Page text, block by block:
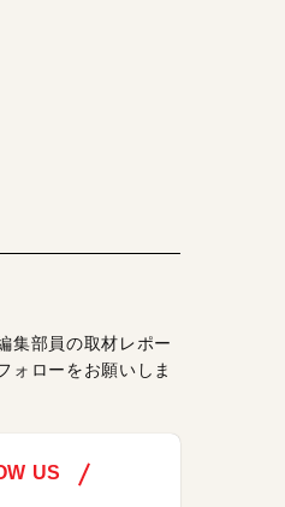
集部員の取材レポー
ォローをお願いしま
US